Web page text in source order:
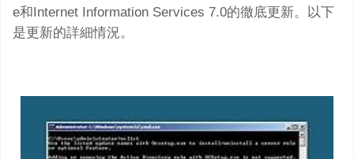
e和Internet Information Services 7.0的徹底更新。以下
是更新的詳細情況。